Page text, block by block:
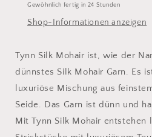
Gewöhnlich fertig in 24 Stunden
Shop-Informationen anzeigen
Tynn Silk Mohair ist, wie der
dünnstes Silk Mohair Garn. Es
luxuriöse Mischung aus
Seide. Das Garn ist dünn und
Mit Tynn Silk Mohair entstehen